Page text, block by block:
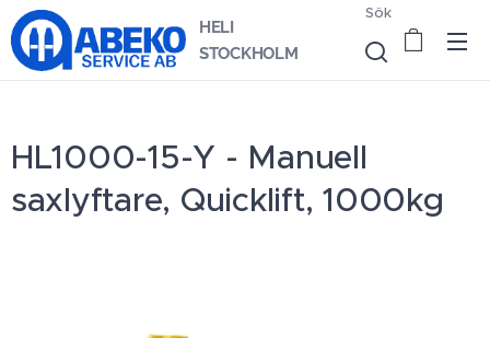
HELI
STOCKHOLM
Sök
HL1000-15-Y - Manuell
saxlyftare, Quicklift, 1000kg